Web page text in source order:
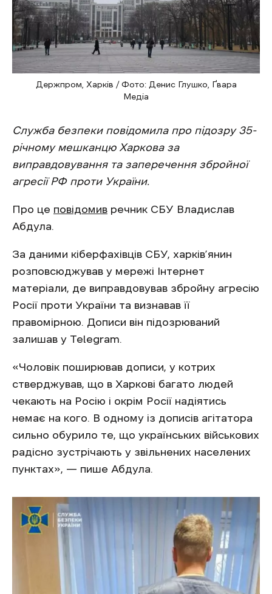
Держпром, Харків / Фото: Денис Глушко, Ґвара
Медіа
Служба безпеки повідомила про підозру 35-
річному мешканцю Харкова за
виправдовування та заперечення збройної
агресії РФ проти України.
Про це повідомив речник СБУ Владислав
Абдула.
За даними кіберфахівців СБУ, харків’янин
розповсюджував у мережі Інтернет
матеріали, де виправдовував збройну агресію
Росії проти України та визнавав її
правомірною. Дописи він підозрюваний
залишав у Telegram.
«Чоловік поширював дописи, у котрих
стверджував, що в Харкові багато людей
чекають на Росію і окрім Росії надіятись
немає на кого. В одному із дописів агітатора
сильно обурило те, що українських військових
радісно зустрічають у звільнених населених
пунктах», — пише Абдула.